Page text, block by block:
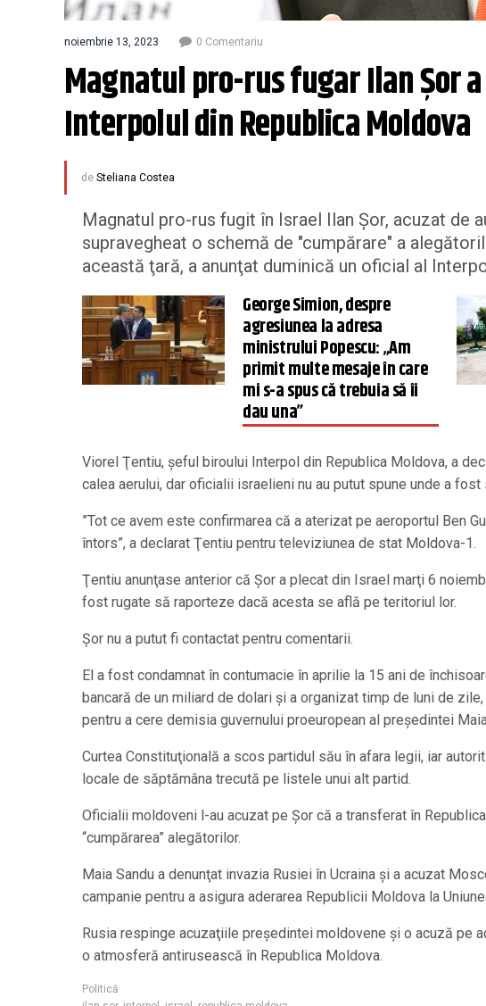
noiembrie 13, 2023 0 Comentariu
Magnatul pro-rus fugar Ilan Şor
Interpolul din Republica Moldova
de Steliana Costea
Magnatul pro-rus fugit în Israel Ilan Şor, acuzat de
supravegheat o schemă de "cumpărare" a
această ţară, a anunţat duminică un oficial al
George Simion, despre
agresiunea la adresa
ministrului Popescu: „Am
primit multe mesaje în care
mi s-a spus că trebuia să îi
dau una”
Viorel Ţentiu, şeful biroului Interpol din Republica Moldova, a
calea aerului, dar oficialii israelieni nu au putut spune unde a
”Tot ce avem este confirmarea că a aterizat pe aeroportul Ben
întors”, a declarat Ţentiu pentru televiziunea de stat Moldova-1.
Ţentiu anunţase anterior că Şor a plecat din Israel marţi 6
fost rugate să raporteze dacă acesta se află pe teritoriul lor.
Şor nu a putut fi contactat pentru comentarii.
El a fost condamnat în contumacie în aprilie la 15 ani de
bancară de un miliard de dolari şi a organizat timp de luni de
pentru a cere demisia guvernului proeuropean al preşedintei
Curtea Constituţională a scos partidul său în afara legii, iar
locale de săptămâna trecută pe listele unui alt partid.
Oficialii moldoveni l-au acuzat pe Şor că a transferat în
“cumpărarea” alegătorilor.
Maia Sandu a denunţat invazia Rusiei în Ucraina şi a acuzat
campanie pentru a asigura aderarea Republicii Moldova la
Rusia respinge acuzaţiile preşedintei moldovene şi o acuză pe
o atmosferă antirusească în Republica Moldova.
Politică